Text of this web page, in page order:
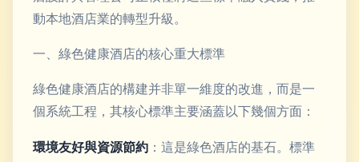
動本地酒店業的轉型升級。
一、綠色健康酒店的核心重大標準
綠色健康酒店的構建并非單一維度的改進，而是一
個系統工程，其核心標準主要涵蓋以下幾個方面：
環境友好與資源節約 ：這是綠色酒店的基石。標準